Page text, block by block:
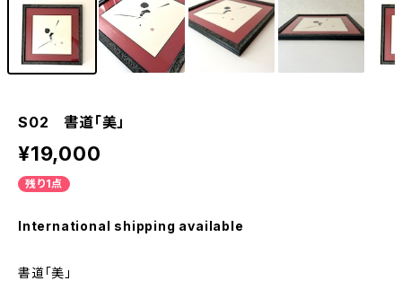
S02 書道「美」
¥19,000
残り1点
International shipping available
書道「美」